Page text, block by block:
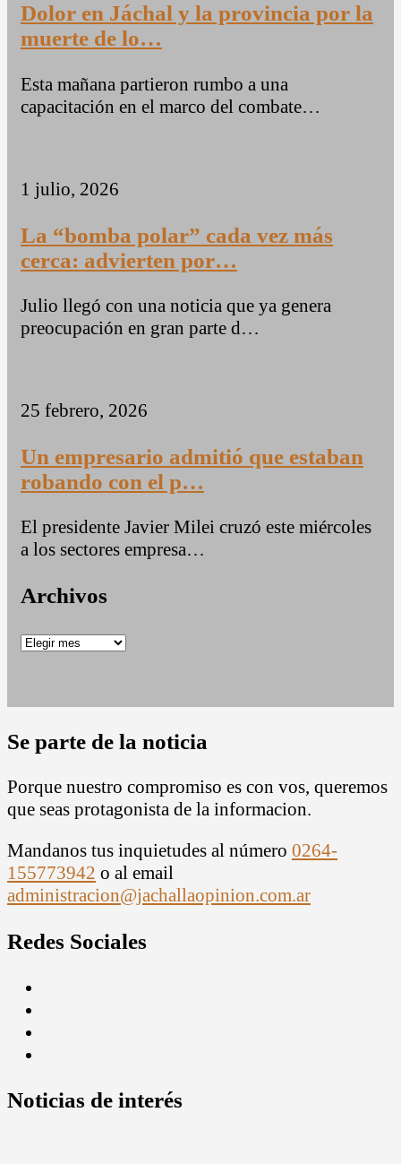
Dolor en Jáchal y la provincia por la
muerte de lo…
Esta mañana partieron rumbo a una
capacitación en el marco del combate…
1 julio, 2026
La “bomba polar” cada vez más
cerca: advierten por…
Julio llegó con una noticia que ya genera
preocupación en gran parte d…
25 febrero, 2026
Un empresario admitió que estaban
robando con el p…
El presidente Javier Milei cruzó este miércoles
a los sectores empresa…
Archivos
Archivos
Se parte de la noticia
Porque nuestro compromiso es con vos, queremos
que seas protagonista de la informacion.
Mandanos tus inquietudes al número 0264-
155773942 o al email
administracion@jachallaopinion.com.ar
Redes Sociales
Noticias de interés